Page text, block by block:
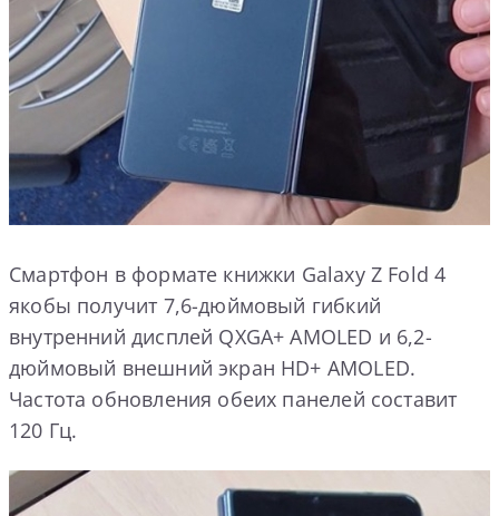
Смартфон в формате книжки Galaxy Z Fold 4
якобы получит 7,6-дюймовый гибкий
внутренний дисплей QXGA+ AMOLED и 6,2-
дюймовый внешний экран HD+ AMOLED.
Частота обновления обеих панелей составит
120 Гц.